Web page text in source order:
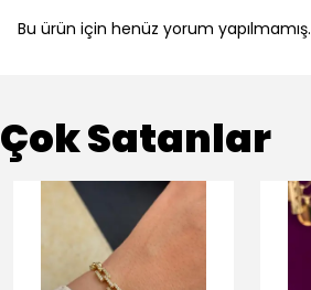
Bu ürün için henüz yorum yapılmamış.
Çok Satanlar